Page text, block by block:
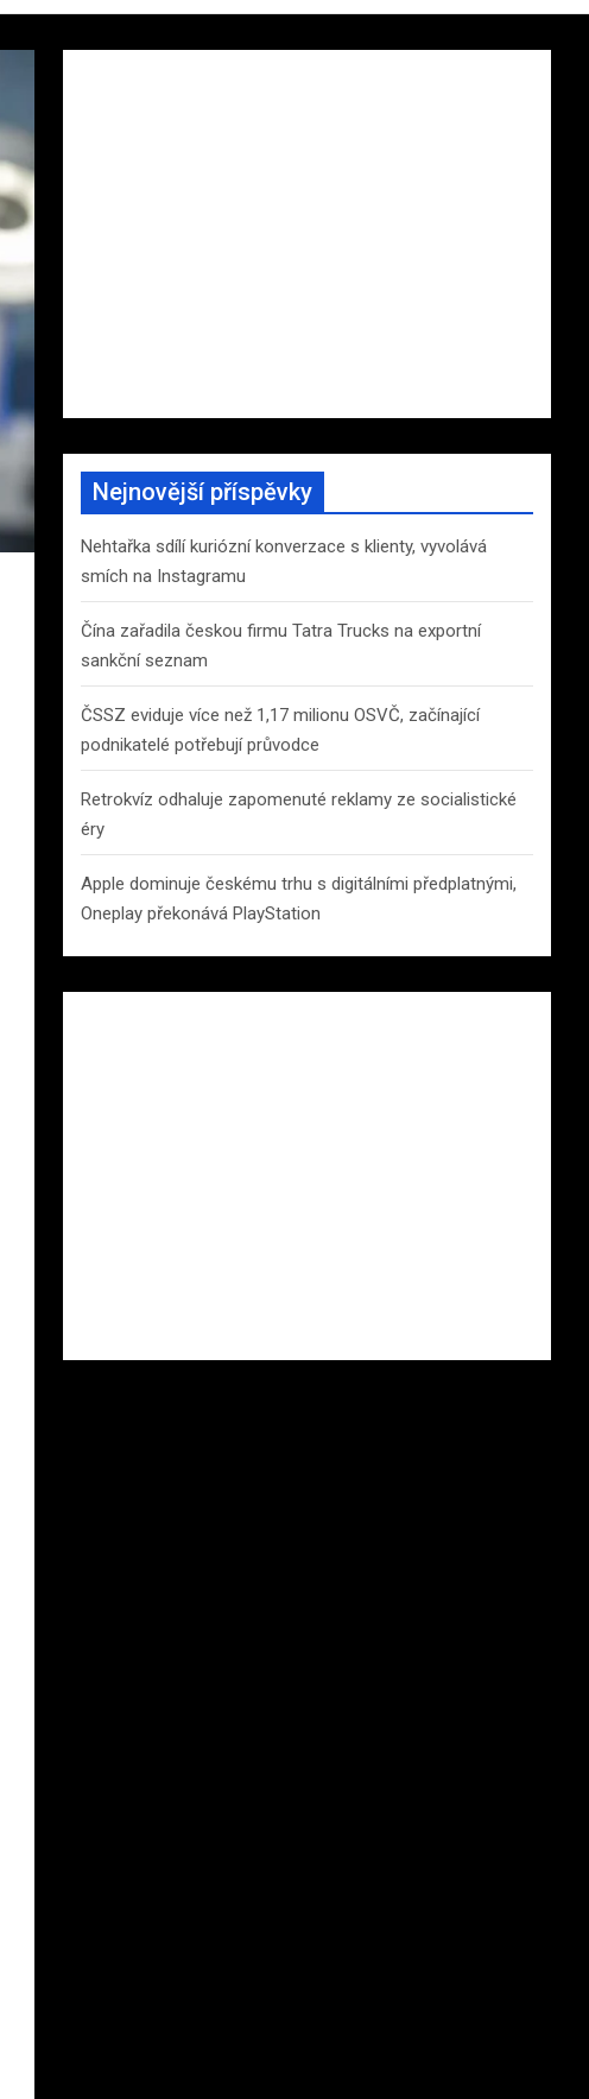
Nejnovější příspěvky
Nehtařka sdílí kuriózní konverzace s klienty, vyvolává
smích na Instagramu
Čína zařadila českou firmu Tatra Trucks na exportní
sankční seznam
ČSSZ eviduje více než 1,17 milionu OSVČ, začínající
podnikatelé potřebují průvodce
Retrokvíz odhaluje zapomenuté reklamy ze socialistické
éry
Apple dominuje českému trhu s digitálními předplatnými,
Oneplay překonává PlayStation